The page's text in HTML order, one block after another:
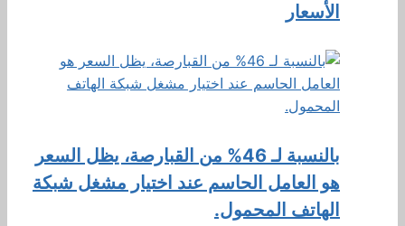
الأسعار
بالنسبة لـ 46% من القبارصة، يظل السعر
هو العامل الحاسم عند اختيار مشغل شبكة
الهاتف المحمول.